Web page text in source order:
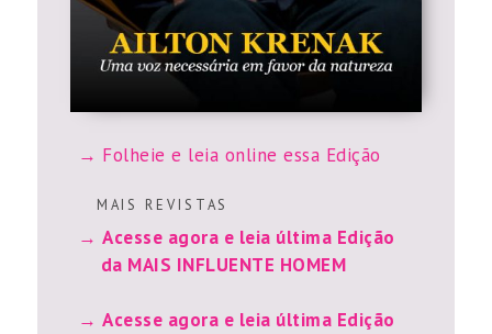
Folheie e leia online essa Edição
M A I S R E V I S T A S
Acesse agora e leia última Edição
da MAIS INFLUENTE HOMEM
Acesse agora e leia última Edição